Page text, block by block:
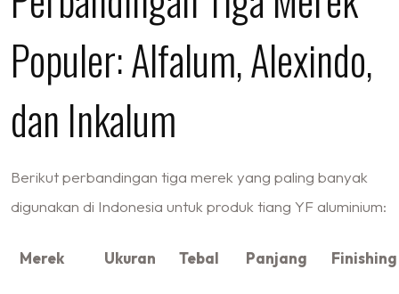
Populer: Alfalum, Alexindo,
dan Inkalum
Berikut perbandingan tiga merek yang paling banyak
digunakan di Indonesia untuk produk tiang YF aluminium:
Merek Ukuran Tebal Panjang Finishing